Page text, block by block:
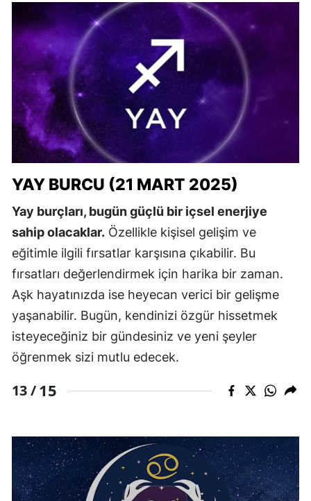
YAY BURCU (21 MART 2025)
Yay burçları, bugün güçlü bir içsel enerjiye
sahip olacaklar. Özellikle kişisel gelişim ve
eğitimle ilgili fırsatlar karşısına çıkabilir. Bu
fırsatları değerlendirmek için harika bir zaman.
Aşk hayatınızda ise heyecan verici bir gelişme
yaşanabilir. Bugün, kendinizi özgür hissetmek
isteyeceğiniz bir gündesiniz ve yeni şeyler
öğrenmek sizi mutlu edecek.
13 /15